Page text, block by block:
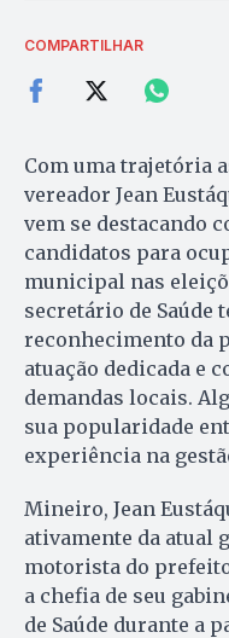
COMPARTILHAR
Com uma trajetória
vereador Jean
vem se destacando
candidatos para
municipal nas
secretário de Saúde
reconhecimento da
atuação dedicada e
demandas locais.
sua popularidade
experiência na
Mineiro, Jean
ativamente da atual
motorista do
a chefia de seu
de Saúde durante a